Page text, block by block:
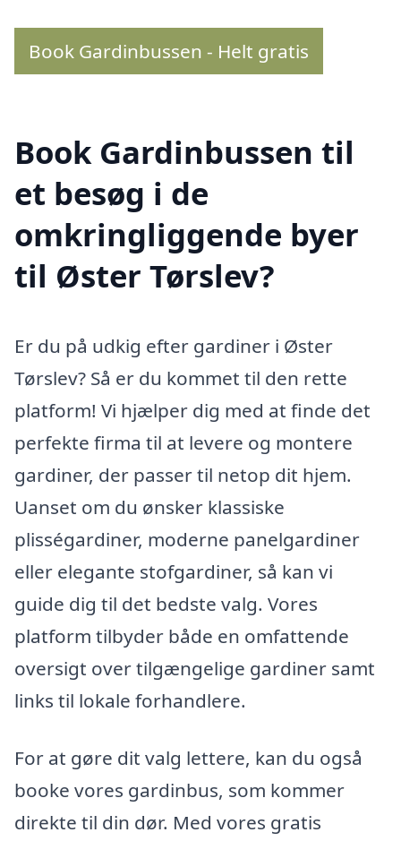
Book Gardinbussen - Helt gratis
Book Gardinbussen til
et besøg i de
omkringliggende byer
til Øster Tørslev?
Er du på udkig efter gardiner i Øster
Tørslev? Så er du kommet til den rette
platform! Vi hjælper dig med at finde det
perfekte firma til at levere og montere
gardiner, der passer til netop dit hjem.
Uanset om du ønsker klassiske
plisségardiner, moderne panelgardiner
eller elegante stofgardiner, så kan vi
guide dig til det bedste valg. Vores
platform tilbyder både en omfattende
oversigt over tilgængelige gardiner samt
links til lokale forhandlere.
For at gøre dit valg lettere, kan du også
booke vores gardinbus, som kommer
direkte til din dør. Med vores gratis